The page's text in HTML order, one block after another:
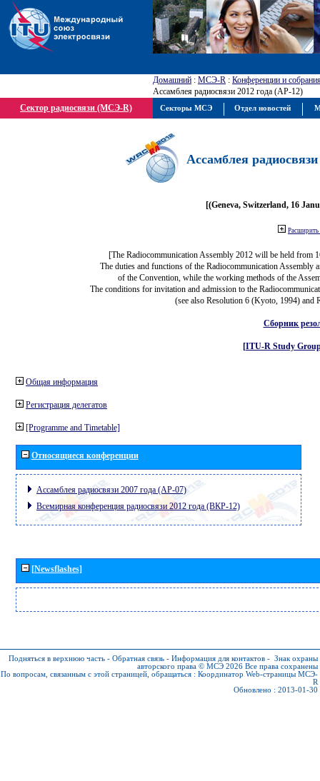
Домашний : МСЭ-R : Конференции и
Ассамблея радиосвязи 2012 года (АР-12)
Сектор радиосвязи (МСЭ-R)
Ассамблея
[(Geneva, Switzerland, 16
Расширить
[The Radiocommunication Assembly 2012 will be held from
The duties and functions of the Radiocommunication
of the Convention, while the working methods of the
The conditions for invitation and admission to the
(see also Resolution 6 (Kyoto, 1994) and
Сборник
[ITU-R Study
Общая информация
Регистрация делегатов
[Programme and Timetable]
Относящиеся конференции
Ассамблея радиосвязи 2007 года (АР-07)
Всемирная конференция радиосвязи 2012 года (ВКР-12)
[Newsflashes]
Подняться в верхнюю часть - Обратная связь - Информация для контактов - Знак охраны
авторского права © МСЭ 2026 Все права сохранены
По вопросам, связанным с этой страницей, обращаться : Координатор Web-страницы МСЭ-
R
Обновлено : 2013-01-30
Секторы МСЭ Отдел новостей